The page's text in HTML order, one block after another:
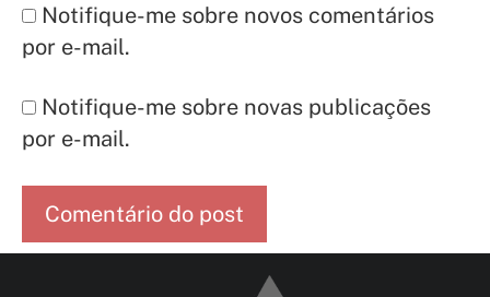
Notifique-me sobre novos comentários
por e-mail.
Notifique-me sobre novas publicações
por e-mail.